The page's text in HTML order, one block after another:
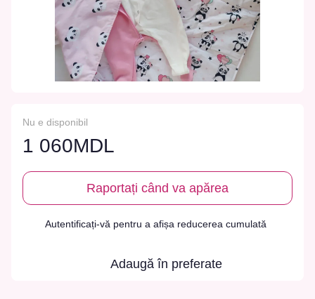
Nu e disponibil
1 060MDL
Raportați când va apărea
Autentificați-vă pentru a afișa reducerea cumulată
Adaugă în preferate